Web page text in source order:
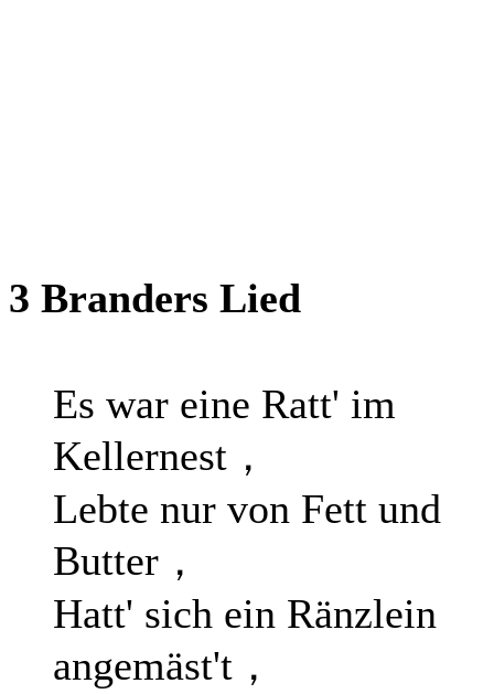
3 Branders Lied
Es war eine Ratt' im
Kellernest，
Lebte nur von Fett und
Butter，
Hatt' sich ein Ränzlein
angemäst't，